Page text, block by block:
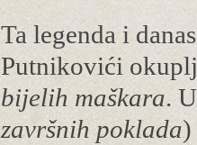
Ta legenda i
Putnikovići
bijelih maškara.
završnih poklada)